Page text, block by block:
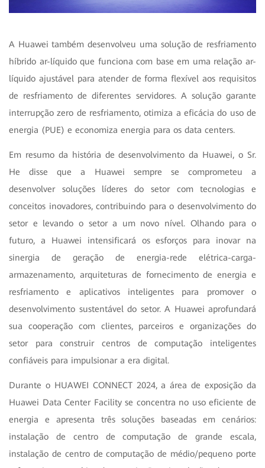
A Huawei também desenvolveu uma solução de resfriamento
híbrido ar-líquido que funciona com base em uma relação ar-
líquido ajustável para atender de forma flexível aos requisitos
de resfriamento de diferentes servidores. A solução garante
interrupção zero de resfriamento, otimiza a eficácia do uso de
energia (PUE) e economiza energia para os data centers.
Em resumo da história de desenvolvimento da Huawei, o Sr.
He disse que a Huawei sempre se comprometeu a
desenvolver soluções líderes do setor com tecnologias e
conceitos inovadores, contribuindo para o desenvolvimento do
setor e levando o setor a um novo nível. Olhando para o
futuro, a Huawei intensificará os esforços para inovar na
sinergia de geração de energia-rede elétrica-carga-
armazenamento, arquiteturas de fornecimento de energia e
resfriamento e aplicativos inteligentes para promover o
desenvolvimento sustentável do setor. A Huawei aprofundará
sua cooperação com clientes, parceiros e organizações do
setor para construir centros de computação inteligentes
confiáveis para impulsionar a era digital.
Durante o HUAWEI CONNECT 2024, a área de exposição da
Huawei Data Center Facility se concentra no uso eficiente de
energia e apresenta três soluções baseadas em cenários:
instalação de centro de computação de grande escala,
instalação de centro de computação de médio/pequeno porte